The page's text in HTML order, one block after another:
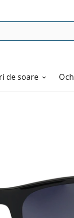
de soare